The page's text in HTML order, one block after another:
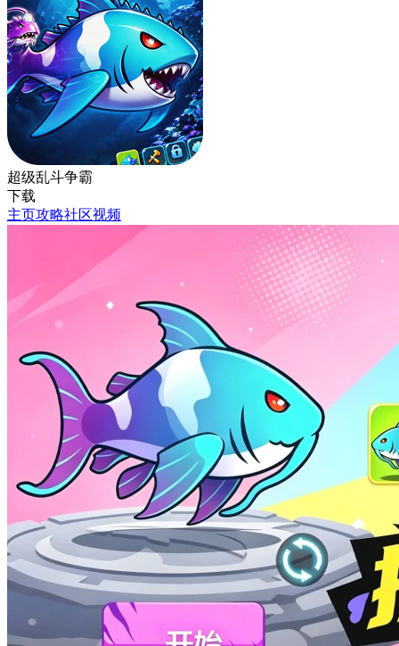
超级乱斗争霸
下载
主页攻略社区视频